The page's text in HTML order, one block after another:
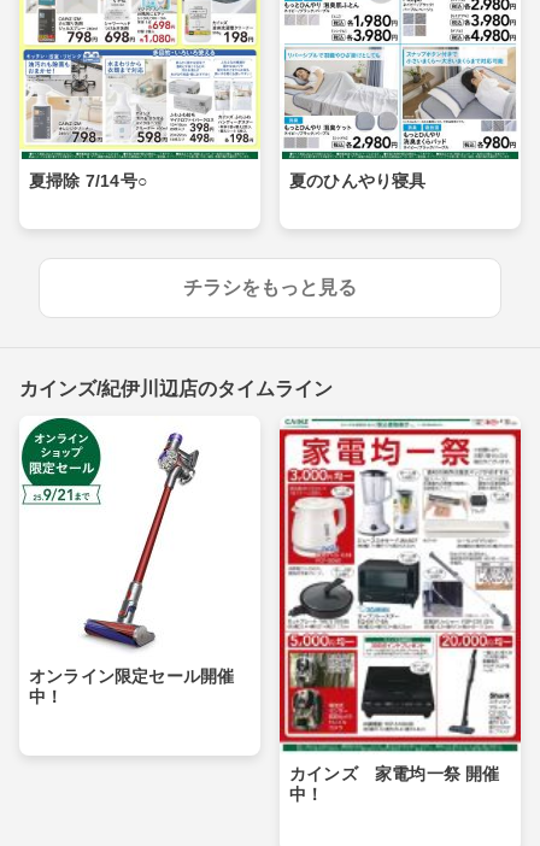
夏掃除 7/14号○ 夏のひんやり寝具
チラシをもっと見る
カインズ/紀伊川辺店のタイムライン
オンライン限定セール開催
中！
カインズ 家電均一祭 開催
中！